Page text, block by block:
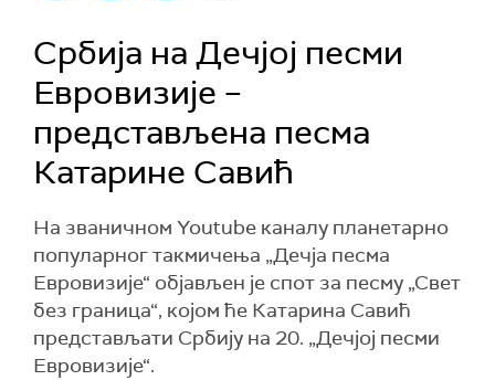
Србија на Дечјој песми
Евровизије –
представљена песма
Катарине Савић
На званичном Youtube каналу планетарно
популарног такмичења „Дечја песма
Евровизије“ објављен је спот за песму „Свет
без граница“, којом ће Катарина Савић
представљати Србију на 20. „Дечјој песми
Евровизије“.